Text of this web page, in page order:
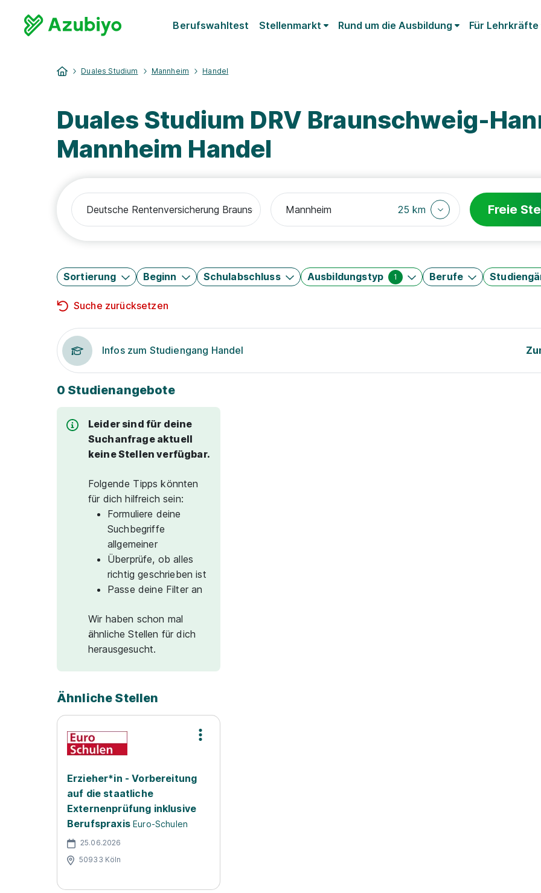
Berufswahltest Stellenmarkt Rund um die Ausbildung Für Lehrkräfte
Duales Studium Mannheim Handel
Duales Studium DRV Braunschweig-
Mannheim Handel
25 km Freie
Sortierung Beginn Schulabschluss Ausbildungstyp 1 Berufe
Suche zurücksetzen
Infos zum Studiengang Handel
0 Studienangebote
Leider sind für deine
Suchanfrage aktuell
keine Stellen verfügbar.
Folgende Tipps könnten
für dich hilfreich sein:
Formuliere deine
Suchbegriffe
allgemeiner
Überprüfe, ob alles
richtig geschrieben ist
Passe deine Filter an
Wir haben schon mal
ähnliche Stellen für dich
herausgesucht.
Ähnliche Stellen
Erzieher*in - Vorbereitung
auf die staatliche
Externenprüfung inklusive
Berufspraxis Euro-Schulen
25.06.2026
50933 Köln